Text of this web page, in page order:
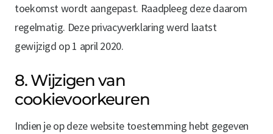
toekomst wordt aangepast. Raadpleeg deze daarom
regelmatig. Deze privacyverklaring werd laatst
gewijzigd op 1 april 2020.
8. Wijzigen van
cookievoorkeuren
Indien je op deze website toestemming hebt gegeven